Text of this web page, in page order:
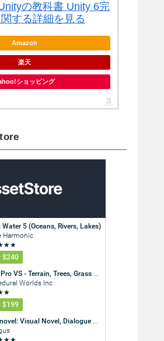
の教科書 Unity 6完
する詳細を見る
Amazon
楽天
ショッピング